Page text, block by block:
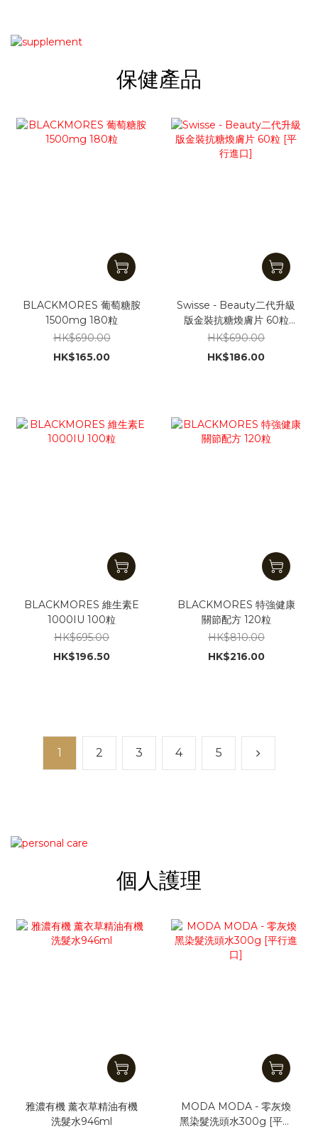
保健產品
BLACKMORES 葡萄糖胺
1500mg 180粒
HK$690.00
HK$165.00
Swisse - Beauty二代升級
版金裝抗糖煥膚片 60粒
[平行進口]
HK$690.00
HK$186.00
BLACKMORES 維生素E
1000IU 100粒
HK$695.00
HK$196.50
BLACKMORES 特強健康
關節配方 120粒
HK$810.00
HK$216.00
1 2 3 4 5
個人護理
雅濃有機 薰衣草精油有機
洗髮水946ml
MODA MODA - 零灰煥
黑染髮洗頭水300g [平行